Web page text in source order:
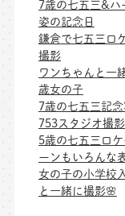
7歳の七五三&ハ
姿の記念日
鎌倉で七五三ロ
撮影
ワンちゃんと一
歳女の子
7歳の七五三記
753スタジオ撮
5歳の七五三ロ
ーンもいろんな
女の子の小学校
と一緒に撮影🌸